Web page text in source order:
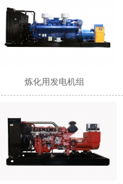
炼化用发电机组